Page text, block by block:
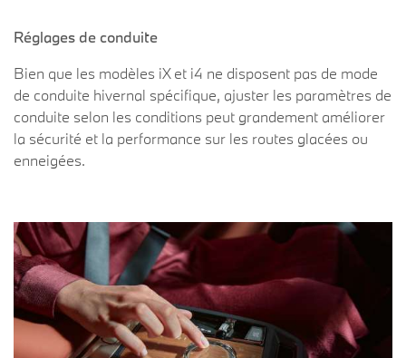
Réglages de conduite
Bien que les modèles iX et i4 ne disposent pas de mode
de conduite hivernal spécifique, ajuster les paramètres de
conduite selon les conditions peut grandement améliorer
la sécurité et la performance sur les routes glacées ou
enneigées.